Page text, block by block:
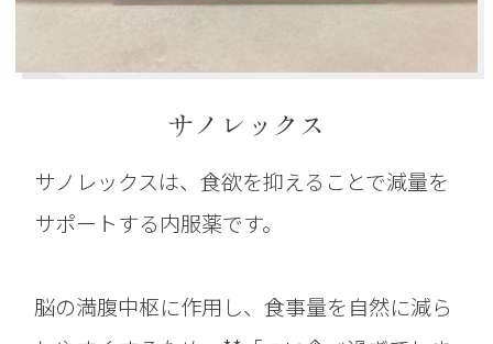
サノレックス
サノレックスは、食欲を抑えることで減量を
サポートする内服薬です。
脳の満腹中枢に作用し、食事量を自然に減ら